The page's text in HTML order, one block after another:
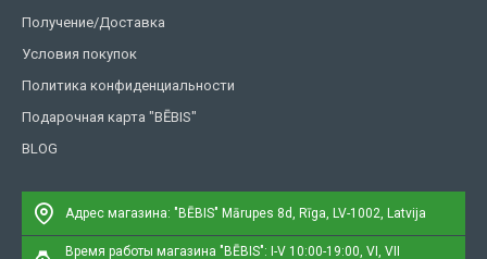
Получение/Доставка
Условия покупок
Политика конфиденциальности
Подарочная карта "BĒBIS"
BLOG
Адрес магазина: "BĒBIS" Mārupes 8d, Rīga, LV-1002, Latvija
Время работы магазина "BĒBIS": I-V 10:00-19:00, VI, VII